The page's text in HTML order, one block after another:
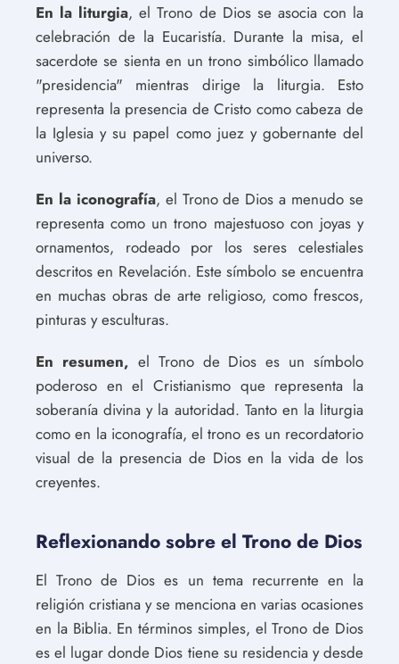
En la liturgia, el Trono de Dios se asocia con la
celebración de la Eucaristía. Durante la misa, el
sacerdote se sienta en un trono simbólico llamado
"presidencia" mientras dirige la liturgia. Esto
representa la presencia de Cristo como cabeza de
la Iglesia y su papel como juez y gobernante del
universo.
En la iconografía, el Trono de Dios a menudo se
representa como un trono majestuoso con joyas y
ornamentos, rodeado por los seres celestiales
descritos en Revelación. Este símbolo se encuentra
en muchas obras de arte religioso, como frescos,
pinturas y esculturas.
En resumen, el Trono de Dios es un símbolo
poderoso en el Cristianismo que representa la
soberanía divina y la autoridad. Tanto en la liturgia
como en la iconografía, el trono es un recordatorio
visual de la presencia de Dios en la vida de los
creyentes.
Reflexionando sobre el Trono de Dios
El Trono de Dios es un tema recurrente en la
religión cristiana y se menciona en varias ocasiones
en la Biblia. En términos simples, el Trono de Dios
es el lugar donde Dios tiene su residencia y desde